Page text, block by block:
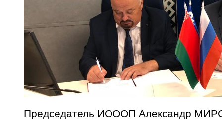
Председатель ИОООП Александр